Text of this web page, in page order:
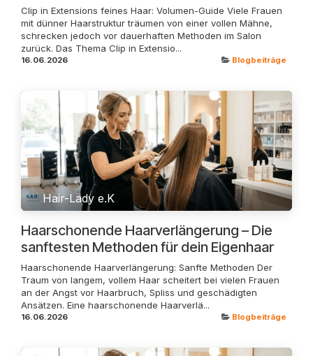
Clip in Extensions feines Haar: Volumen-Guide Viele Frauen
mit dünner Haarstruktur träumen von einer vollen Mähne,
schrecken jedoch vor dauerhaften Methoden im Salon
zurück. Das Thema Clip in Extensio...
16.06.2026 Blogbeiträge
Hair-Lady e.K
Haarschonende Haarverlängerung – Die
sanftesten Methoden für dein Eigenhaar
Haarschonende Haarverlängerung: Sanfte Methoden Der
Traum von langem, vollem Haar scheitert bei vielen Frauen
an der Angst vor Haarbruch, Spliss und geschädigten
Ansätzen. Eine haarschonende Haarverlä...
16.06.2026 Blogbeiträge